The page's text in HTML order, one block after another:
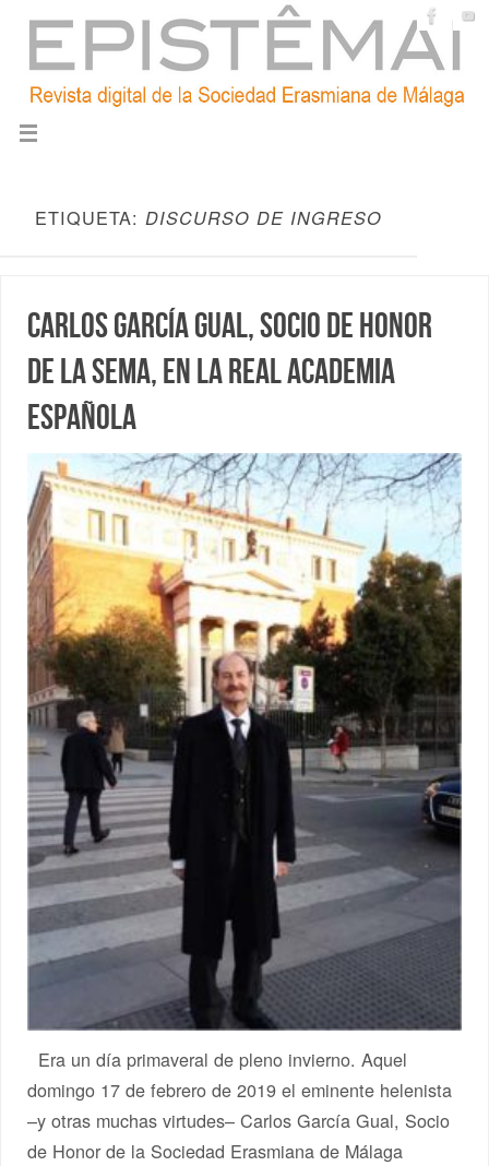
ETIQUETA: DISCURSO DE INGRESO
Carlos García Gual, Socio de Honor
de la SEMA, en la Real Academia
Española
Era un día primaveral de pleno invierno. Aquel
domingo 17 de febrero de 2019 el eminente helenista
–y otras muchas virtudes– Carlos García Gual, Socio
de Honor de la Sociedad Erasmiana de Málaga